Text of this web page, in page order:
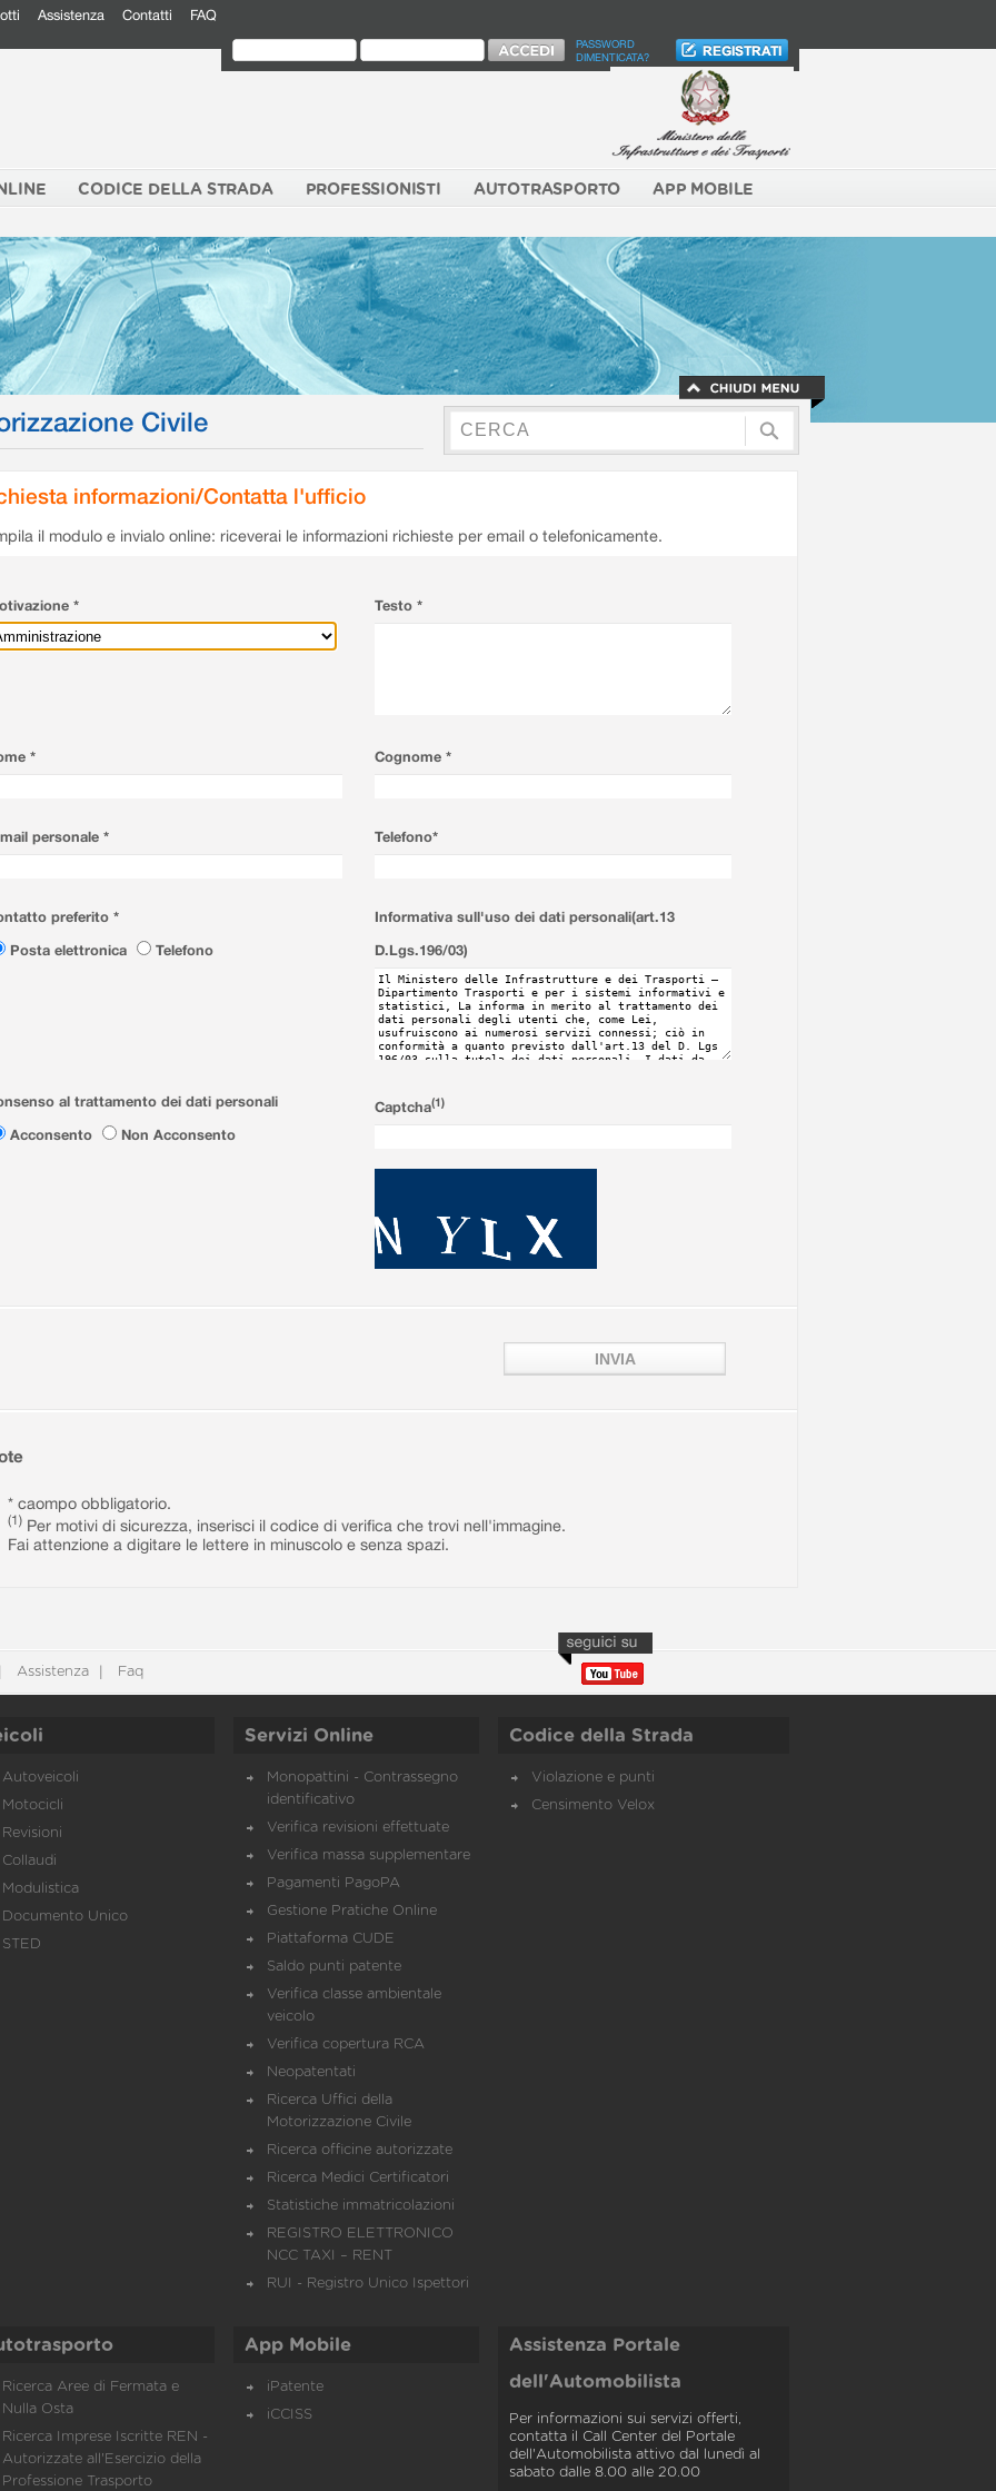
Assistenza Contatti FAQ
PASSWORD
DIMENTICATA?
CODICE DELLA STRADA PROFESSIONISTI AUTOTRASPORTO APP MOBILE
Civile
informazioni/Contatta l'ufficio
il modulo e invialo online: riceverai le informazioni richieste per email o telefonicamente.
* Testo *
* Cognome *
personale * Telefono*
preferito *
Posta elettronica
Telefono
Informativa sull'uso dei dati personali(art.13
D.Lgs.196/03)
al trattamento dei dati personali
Acconsento
Non Acconsento
Captcha(1)
* caompo obbligatorio.
(1) Per motivi di sicurezza, inserisci il codice di verifica che trovi nell'immagine.
Fai attenzione a digitare le lettere in minuscolo e senza spazi.
Assistenza Faq
Autoveicoli
Motocicli
Revisioni
Collaudi
Modulistica
Documento Unico
STED
Servizi Online
Monopattini - Contrassegno
identificativo
Verifica revisioni effettuate
Verifica massa supplementare
Pagamenti PagoPA
Gestione Pratiche Online
Piattaforma CUDE
Saldo punti patente
Verifica classe ambientale
veicolo
Verifica copertura RCA
Neopatentati
Ricerca Uffici della
Motorizzazione Civile
Ricerca officine autorizzate
Ricerca Medici Certificatori
Statistiche immatricolazioni
REGISTRO ELETTRONICO
NCC TAXI – RENT
RUI - Registro Unico Ispettori
Codice della Strada
Violazione e punti
Censimento Velox
Ricerca Aree di Fermata e
Nulla Osta
Ricerca Imprese Iscritte REN -
Autorizzate all'Esercizio della
Professione Trasporto
App Mobile
iPatente
iCCISS
Assistenza Portale
dell'Automobilista
Per informazioni sui servizi offerti,
contatta il Call Center del Portale
dell'Automobilista attivo dal lunedì al
sabato dalle 8.00 alle 20.00